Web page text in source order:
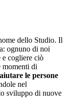
dello Studio. Il
ognuno di noi
e cogliere ciò
momenti di
aiutare le persone
nel
sviluppo di nuove